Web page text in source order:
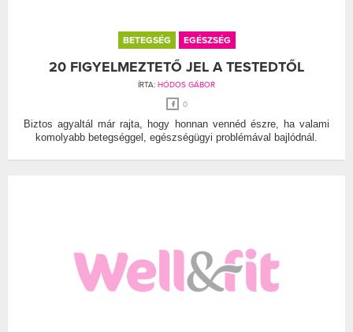
BETEGSÉG EGÉSZSÉG
20 FIGYELMEZTETŐ JEL A TESTEDTŐL
ÍRTA: HÓDOS GÁBOR
0
Biztos agyaltál már rajta, hogy honnan vennéd észre, ha valami
komolyabb betegséggel, egészségügyi problémával bajlódnál.